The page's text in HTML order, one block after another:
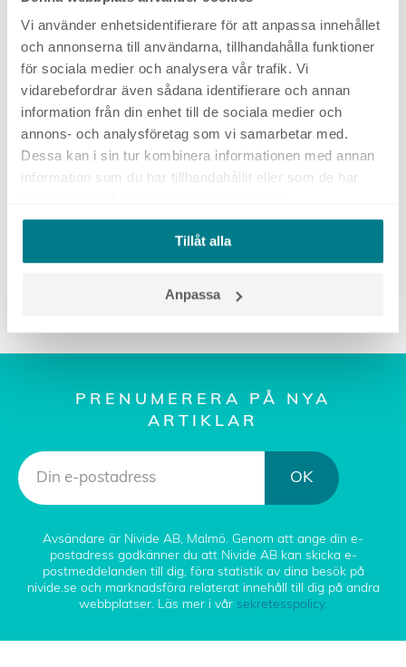
Vi använder enhetsidentifierare för att anpassa innehållet
och annonserna till användarna, tillhandahålla funktioner
för sociala medier och analysera vår trafik. Vi
vidarebefordrar även sådana identifierare och annan
information från din enhet till de sociala medier och
annons- och analysföretag som vi samarbetar med.
Dessa kan i sin tur kombinera informationen med annan
information som du har tillhandahållit eller som de har
Tillåt alla
Anpassa
Podcast #169: Riktning vs.
optimering i digital annonsering
PRENUMERERA PÅ NYA
ARTIKLAR
OK
Avsändare är Nivide AB, Malmö. Genom att ange din e-
postadress godkänner du att Nivide AB kan skicka e-
postmeddelanden till dig, föra statistik av dina besök på
nivide.se och marknadsföra relaterat innehåll till dig på andra
webbplatser. Läs mer i vår sekretesspolicy.